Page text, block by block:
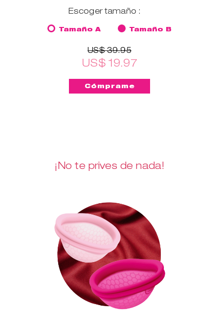
Escoger tamaño :
Tamaño A Tamaño B
US$ 39.95
US$ 19.97
¡No te prives de nada!